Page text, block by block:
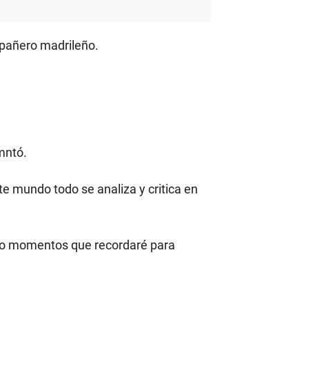
madrileño.
mundo todo se analiza y critica en
momentos que recordaré para